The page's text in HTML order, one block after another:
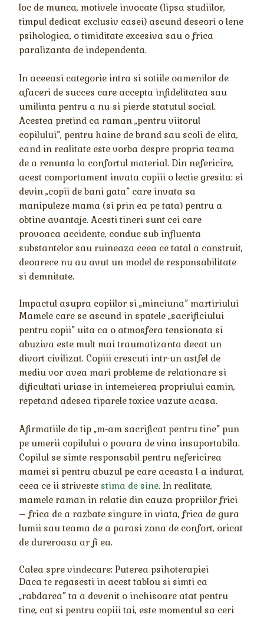
loc de munca, motivele invocate (lipsa studiilor,
timpul dedicat exclusiv casei) ascund deseori o lene
psihologica, o timiditate excesiva sau o frica
paralizanta de independenta.
In aceeasi categorie intra si sotiile oamenilor de
afaceri de succes care accepta infidelitatea sau
umilinta pentru a nu-si pierde statutul social.
Acestea pretind ca raman „pentru viitorul
copilului”, pentru haine de brand sau scoli de elita,
cand in realitate este vorba despre propria teama
de a renunta la confortul material. Din nefericire,
acest comportament invata copiii o lectie gresita: ei
devin „copii de bani gata” care invata sa
manipuleze mama (si prin ea pe tata) pentru a
obtine avantaje. Acesti tineri sunt cei care
provoaca accidente, conduc sub influenta
substantelor sau ruineaza ceea ce tatal a construit,
deoarece nu au avut un model de responsabilitate
si demnitate.
Impactul asupra copiilor si „minciuna” martiriului
Mamele care se ascund in spatele „sacrificiului
pentru copii” uita ca o atmosfera tensionata si
abuziva este mult mai traumatizanta decat un
divort civilizat. Copiii crescuti intr-un astfel de
mediu vor avea mari probleme de relationare si
dificultati uriase in intemeierea propriului camin,
repetand adesea tiparele toxice vazute acasa.
Afirmatiile de tip „m-am sacrificat pentru tine” pun
pe umerii copilului o povara de vina insuportabila.
Copilul se simte responsabil pentru nefericirea
mamei si pentru abuzul pe care aceasta l-a indurat,
ceea ce ii striveste stima de sine. In realitate,
mamele raman in relatie din cauza propriilor frici
– frica de a razbate singure in viata, frica de gura
lumii sau teama de a parasi zona de confort, oricat
de dureroasa ar fi ea.
Calea spre vindecare: Puterea psihoterapiei
Daca te regasesti in acest tablou si simti ca
„rabdarea” ta a devenit o inchisoare atat pentru
tine, cat si pentru copiii tai, este momentul sa ceri